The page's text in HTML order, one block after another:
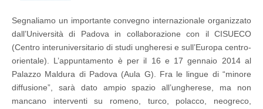
lingue
di
diffusione”
(Padova,
16-
17/1)
Segnaliamo un importante convegno internazionale organizzato
dall’Università di Padova in collaborazione con il CISUECO
(Centro interuniversitario di studi ungheresi e sull’Europa centro-
orientale). L’appuntamento è per il 16 e 17 gennaio 2014 al
Palazzo Maldura di Padova (Aula G). Fra le lingue di “minore
diffusione”, sarà dato ampio spazio all’ungherese, ma non
mancano interventi su romeno, turco, polacco, neogreco,